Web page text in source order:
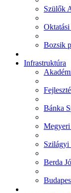
Szülők
Bozsik
Infrastruktúra
Bánka
Berda